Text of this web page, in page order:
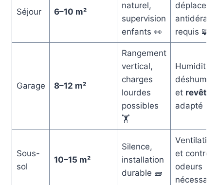
Séjour 6–10 m²
naturel,
supervision
enfants 👀
déplacer,
requis 🧩
Garage 8–12 m²
Rangement
vertical,
charges
lourdes
possibles
🏋️
Humidité;
et
adapté 💧
Sous-
sol
10–15 m²
Silence,
installation
durable 🧱
et contrôle
odeurs